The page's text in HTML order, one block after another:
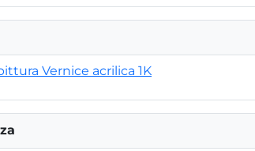
Vernice acrilica 1K